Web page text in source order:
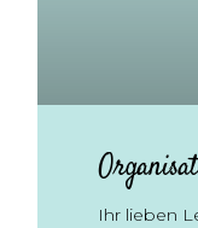
Ihr lieben